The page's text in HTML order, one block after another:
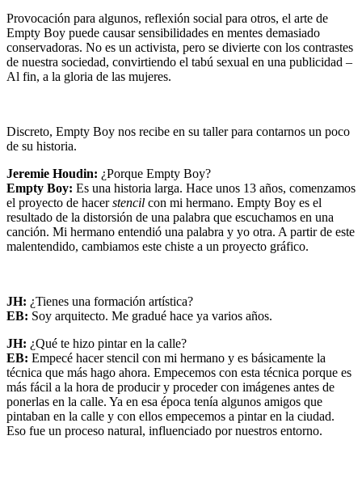
Provocación para algunos, reflexión social para otros, el arte de
Empty Boy puede causar sensibilidades en mentes demasiado
conservadoras. No es un activista, pero se divierte con los contrastes
de nuestra sociedad, convirtiendo el tabú sexual en una publicidad –
Al fin, a la gloria de las mujeres.
Discreto, Empty Boy nos recibe en su taller para contarnos un poco
de su historia.
Jeremie Houdin: ¿Porque Empty Boy?
Empty Boy: Es una historia larga. Hace unos 13 años, comenzamos
el proyecto de hacerstencil con mi hermano. Empty Boy es el
resultado de la distorsión de una palabra que escuchamos en una
canción. Mi hermano entendió una palabra y yo otra. A partir de este
malentendido, cambiamos este chiste a un proyecto gráfico.
JH: ¿Tienes una formación artística?
EB: Soy arquitecto. Me gradué hace ya varios años.
JH: ¿Qué te hizo pintar en la calle?
EB: Empecé hacer stencil con mi hermano y es básicamente la
técnica que más hago ahora. Empecemos con esta técnica porque es
más fácil a la hora de producir y proceder con imágenes antes de
ponerlas en la calle. Ya en esa época tenía algunos amigos que
pintaban en la calle y con ellos empecemos a pintar en la ciudad.
Eso fue un proceso natural, influenciado por nuestros entorno.